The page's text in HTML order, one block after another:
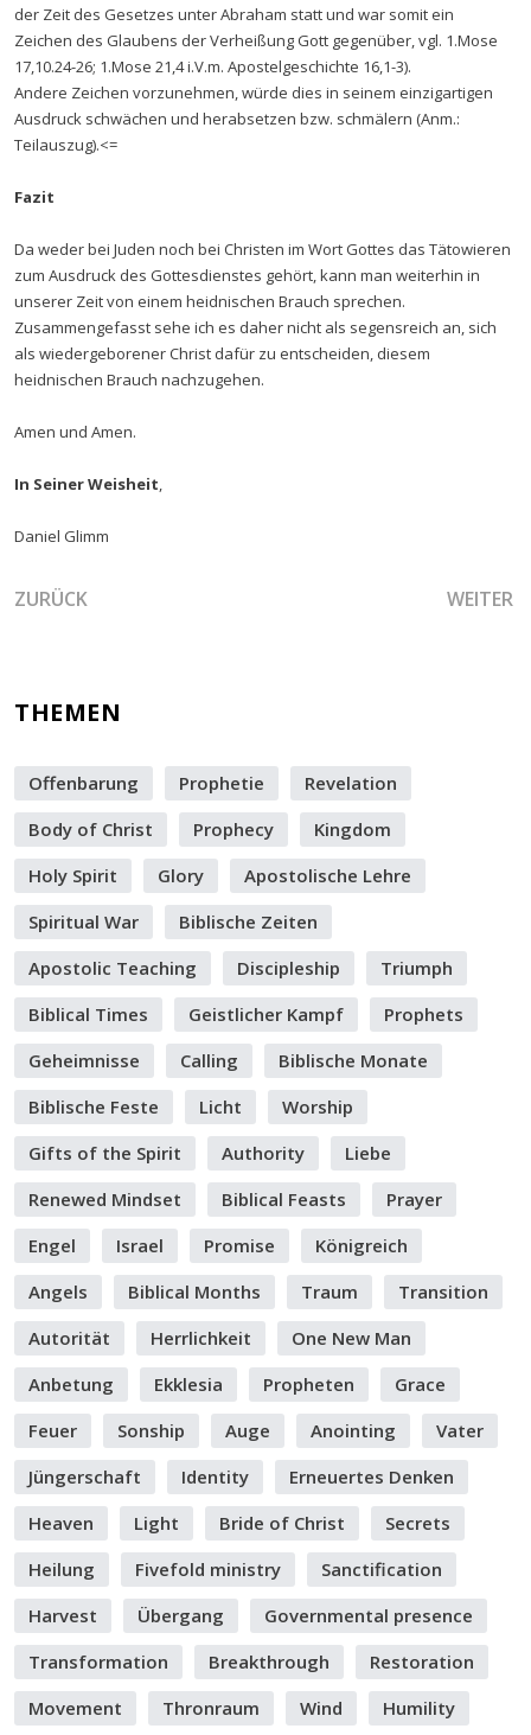
der Zeit des Gesetzes unter Abraham statt und war somit ein
Zeichen des Glaubens der Verheißung Gott gegenüber, vgl. 1.Mose
17,10.24-26; 1.Mose 21,4 i.V.m. Apostelgeschichte 16,1-3).
Andere Zeichen vorzunehmen, würde dies in seinem einzigartigen
Ausdruck schwächen und herabsetzen bzw. schmälern (Anm.:
Teilauszug).<=
Fazit
Da weder bei Juden noch bei Christen im Wort Gottes das Tätowieren
zum Ausdruck des Gottesdienstes gehört, kann man weiterhin in
unserer Zeit von einem heidnischen Brauch sprechen.
Zusammengefasst sehe ich es daher nicht als segensreich an, sich
als wiedergeborener Christ dafür zu entscheiden, diesem
heidnischen Brauch nachzugehen.
Amen und Amen.
In Seiner Weisheit,
Daniel Glimm
VORHERIGER BEITRAG: WER IST MELCHISEDEK? DIE GABE
ZURÜCK WEITER
THEMEN
Offenbarung Prophetie
Revelation
Body of Christ
Prophecy
Kingdom
Holy Spirit
Glory
Apostolische Lehre
Spiritual War
Biblische Zeiten
Apostolic Teaching
Discipleship
Triumph
Biblical Times
Geistlicher Kampf
Prophets
Geheimnisse
Calling
Biblische Monate
Biblische Feste
Licht
Worship
Gifts of the Spirit
Authority
Liebe
Renewed Mindset
Biblical Feasts
Prayer
Engel
Israel Promise
Königreich
Angels
Biblical Months Traum
Transition
Autorität
Herrlichkeit
One New Man
Anbetung
Ekklesia Propheten
Grace
Feuer
Sonship Auge Anointing
Vater
Jüngerschaft
Identity
Erneuertes Denken
Heaven
Light Bride of Christ
Secrets
Heilung
Fivefold ministry
Sanctification
Harvest
Übergang
Governmental presence
Transformation
Breakthrough
Restoration
Movement
Thronraum Wind Humility